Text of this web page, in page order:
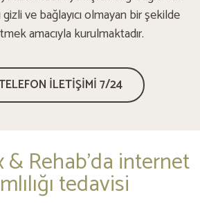
gizli ve bağlayıcı olmayan bir şekilde
amacıyla kurulmaktadır.
İLETİŞİMİ 7/24
Rehab’da internet
tedavisi